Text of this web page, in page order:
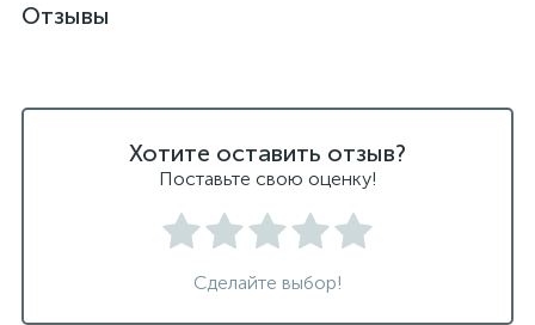
Отзывы
Хотите оставить отзыв?
Поставьте свою оценку!
Сделайте выбор!